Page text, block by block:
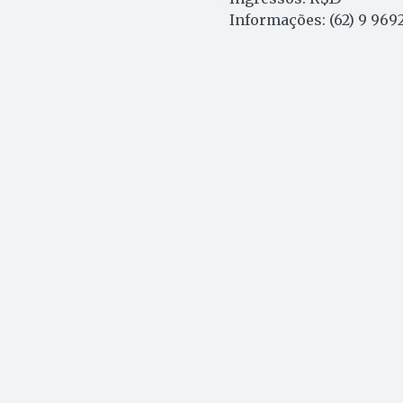
Informações: (62) 9